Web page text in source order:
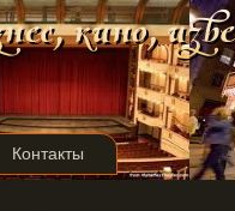
Контакты